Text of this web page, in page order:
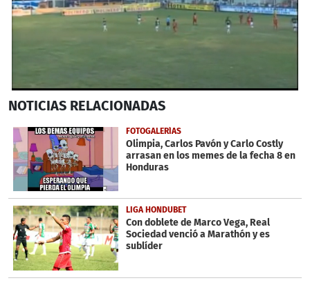
seconds
40
seconds
NOTICIAS RELACIONADAS
FOTOGALERÍAS
Olimpia, Carlos Pavón y Carlo Costly
arrasan en los memes de la fecha 8 en
Honduras
LIGA HONDUBET
Con doblete de Marco Vega, Real
Sociedad venció a Marathón y es
sublíder